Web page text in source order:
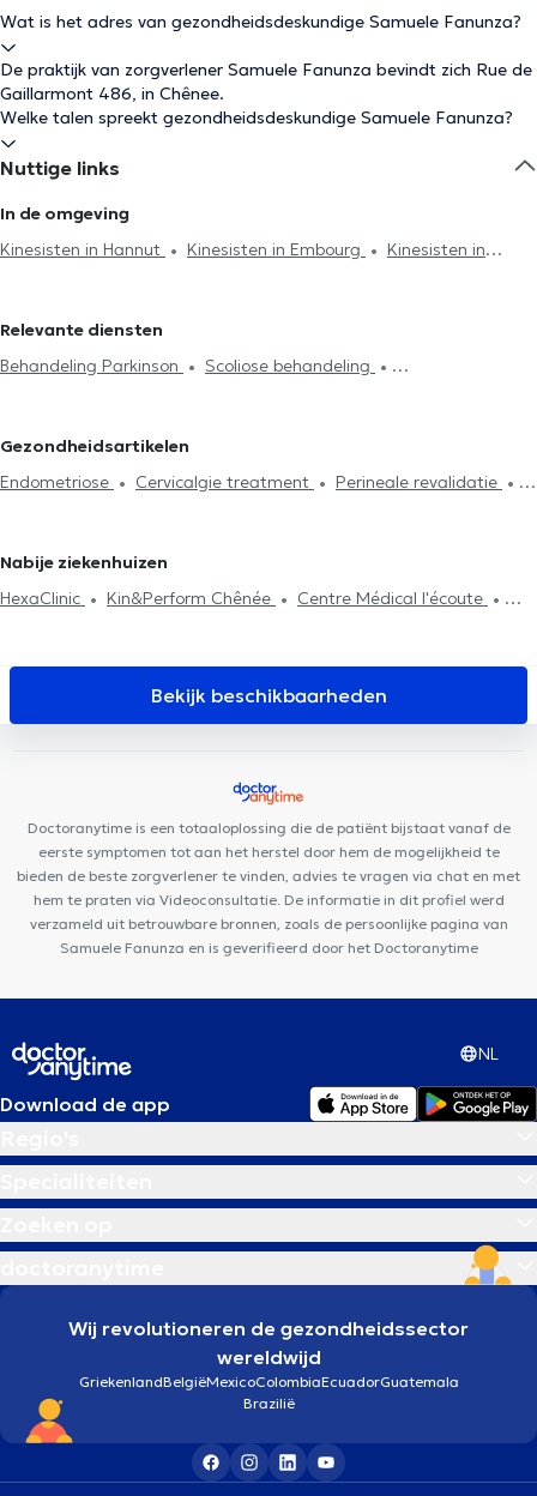
Wat is het adres van gezondheidsdeskundige Samuele Fanunza?
De praktijk van zorgverlener Samuele Fanunza bevindt zich Rue de
Gaillarmont 486, in Chênee.
Welke talen spreekt gezondheidsdeskundige Samuele Fanunza?
Nuttige links
In de omgeving
Kinesisten in Hannut
Kinesisten in Embourg
Kinesisten in
Kinesisten in Mons
Kinesisten in Esneux
Kinesisten in Soumagne
Kinesisten in
Relevante diensten
Behandeling Parkinson
Scoliose behandeling
Voetreflexologie
Perineale revalidatie
revalidatie
Abdominale revalidatie Post-operatie
Hernias
Gezondheidsartikelen
Endometriose
Cervicalgie treatment
Perineale revalidatie
Nabije ziekenhuizen
HexaClinic
Kin&Perform Chênée
Centre Médical l'écoute
Psy Pluriel Liège Lazeo Liège
Centre Synapsis Liège
PRANAclinic
Centre de diététique NaturHouse Liège
Institut du poids de Beaufays
Bekijk beschikbaarheden
Doctoranytime is een totaaloplossing die de patiënt bijstaat vanaf de
eerste symptomen tot aan het herstel door hem de mogelijkheid te
bieden de beste zorgverlener te vinden, advies te vragen via chat en met
hem te praten via Videoconsultatie. De informatie in dit profiel werd
verzameld uit betrouwbare bronnen, zoals de persoonlijke pagina van
Samuele Fanunza en is geverifieerd door het Doctoranytime
NL
Download de app
Wij revolutioneren de gezondheidssector
wereldwijd
GriekenlandBelgiëMexicoColombiaEcuadorGuatemala
Brazilië